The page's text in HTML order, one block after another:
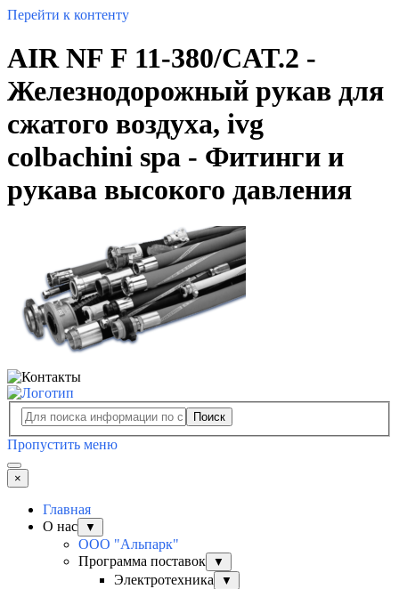
Перейти к контенту
AIR NF F 11-380/CAT.2 -
Железнодорожный рукав для
сжатого воздуха, ivg
colbachini spa - Фитинги и
рукава высокого давления
Поиск
Пропустить меню
×
Главная
О нас
▼
ООО "Альпарк"
Программа поставок
▼
Электротехника ▼